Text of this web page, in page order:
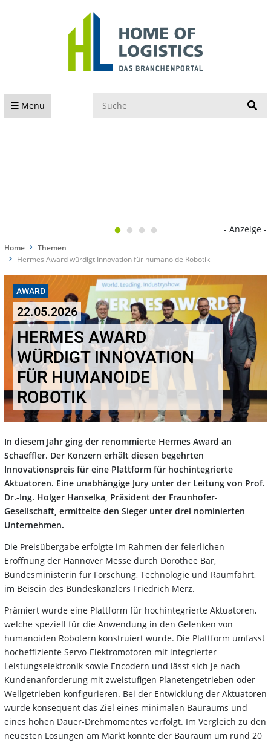
Menü
- Anzeige -
Home
Themen
Hermes Award würdigt Innovation für humanoide Robotik
AWARD
22.05.2026
HERMES AWARD
WÜRDIGT INNOVATION
FÜR HUMANOIDE
ROBOTIK
In diesem Jahr ging der renommierte Hermes Award an
Schaeffler. Der Konzern erhält diesen begehrten
Innovationspreis für eine Plattform für hochintegrierte
Aktuatoren. Eine unabhängige Jury unter der Leitung von Prof.
Dr.-Ing. Holger Hanselka, Präsident der Fraunhofer-
Gesellschaft, ermittelte den Sieger unter drei nominierten
Unternehmen.
Die Preisübergabe erfolgte im Rahmen der feierlichen
Eröffnung der Hannover Messe durch Dorothee Bär,
Bundesministerin für Forschung, Technologie und Raumfahrt,
im Beisein des Bundeskanzlers Friedrich Merz.
Prämiert wurde eine Plattform für hochintegrierte Aktuatoren,
welche speziell für die Anwendung in den Gelenken von
humanoiden Robotern konstruiert wurde. Die Plattform umfasst
hocheffiziente Servo-Elektromotoren mit integrierter
Leistungselektronik sowie Encodern und lässt sich je nach
Kundenanforderung mit zweistufigen Planetengetrieben oder
Wellgetrieben konfigurieren. Bei der Entwicklung der Aktuatoren
wurde konsequent das Ziel eines minimalen Bauraums und
eines hohen Dauer-Drehmomentes verfolgt. Im Vergleich zu den
neuesten Lösungen am Markt konnte der Bauraum um rund 20